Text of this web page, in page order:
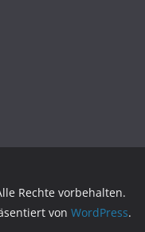
Rechte vorbehalten.
von WordPress.